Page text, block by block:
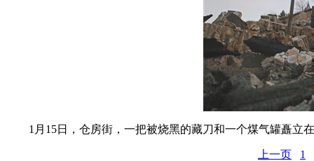
1月15日，仓房街，一把被烧黑的藏刀和一个煤气罐矗立
上一页 1